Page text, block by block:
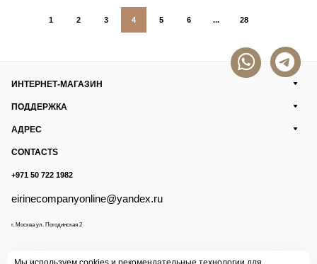
1 2 3 4 5 6 ... 28
ИНТЕРНЕТ-МАГАЗИН
ПОДДЕРЖКА
АДРЕС
CONTACTS
+971 50 722 1982
eirinecompanyonline@yandex.ru
г. Москва ул. Погодинская 2